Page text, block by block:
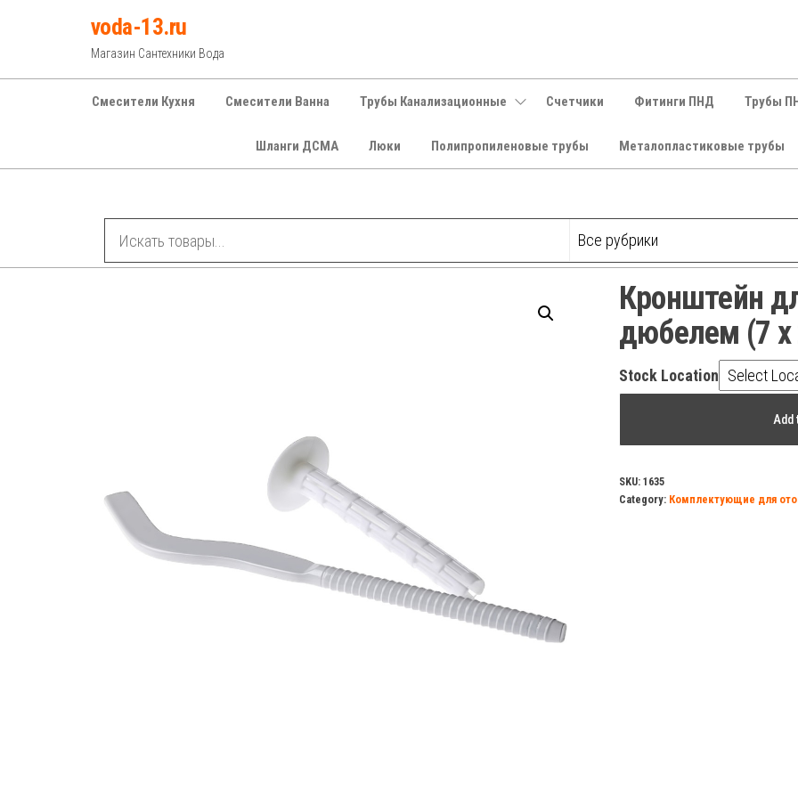
voda-13.ru
Магазин Сантехники Вода
Смесители Кухня Смесители Ванна Трубы Канализационные Счетчики Фитинги ПНД Трубы
Шланги ДСМА Люки Полипропиленовые трубы Металопластиковые трубы
Кронштейн
дюбелем (7 х
Stock Location
с
дюбелем
Add
SKU: 1635
Category: Комплектующие для